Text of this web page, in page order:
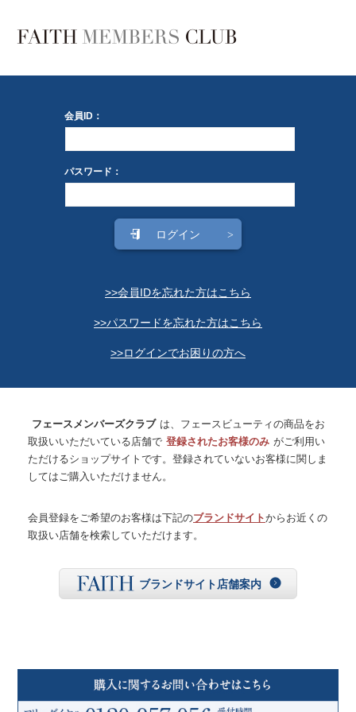
フェースメンバーズクラブ は、フェースビューティの商品をお
取扱いいただいている店舗で 登録されたお客様のみ がご利用い
ただけるショップサイトです。登録されていないお客様に関しま
してはご購入いただけません。
会員登録をご希望のお客様は下記のブランドサイトからお近くの
取扱い店舗を検索していただけます。
ブランドサイト店舗案内
会員ID：
パスワード：
>>会員IDを忘れた方はこちら
>>パスワードを忘れた方はこちら
>>ログインでお困りの方へ